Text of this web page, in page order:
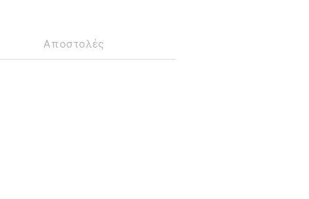
Αποστολές